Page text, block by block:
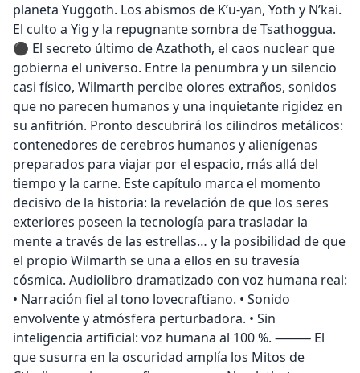
planeta Yuggoth. Los abismos de K’u-yan, Yoth y N’kai.
El culto a Yig y la repugnante sombra de Tsathoggua.
⚫ El secreto último de Azathoth, el caos nuclear que
gobierna el universo. Entre la penumbra y un silencio
casi físico, Wilmarth percibe olores extraños, sonidos
que no parecen humanos y una inquietante rigidez en
su anfitrión. Pronto descubrirá los cilindros metálicos:
contenedores de cerebros humanos y alienígenas
preparados para viajar por el espacio, más allá del
tiempo y la carne. Este capítulo marca el momento
decisivo de la historia: la revelación de que los seres
exteriores poseen la tecnología para trasladar la
mente a través de las estrellas… y la posibilidad de que
el propio Wilmarth se una a ellos en su travesía
cósmica. Audiolibro dramatizado con voz humana real:
• Narración fiel al tono lovecraftiano. • Sonido
envolvente y atmósfera perturbadora. • Sin
inteligencia artificial: voz humana al 100 %. ⸻ El
que susurra en la oscuridad amplía los Mitos de